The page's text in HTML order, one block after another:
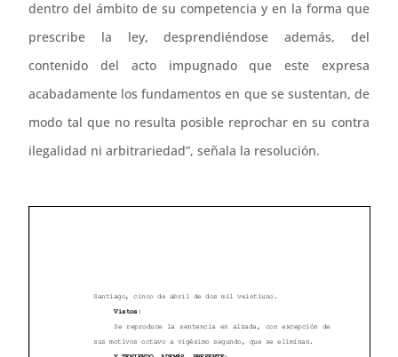
dentro del ámbito de su competencia y en la forma que
prescribe la ley, desprendiéndose además, del
contenido del acto impugnado que este expresa
acabadamente los fundamentos en que se sustentan, de
modo tal que no resulta posible reprochar en su contra
ilegalidad ni arbitrariedad”, señala la resolución.